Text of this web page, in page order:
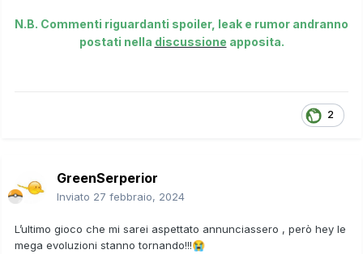
N.B. Commenti riguardanti spoiler, leak e rumor andranno
postati nella discussione apposita.
2
GreenSerperior
Inviato 27 febbraio, 2024
L’ultimo gioco che mi sarei aspettato annunciassero , però hey le
mega evoluzioni stanno tornando!!!😭